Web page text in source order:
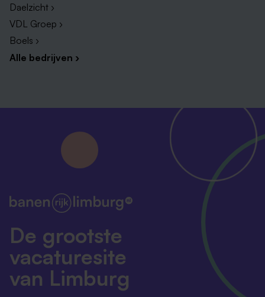
Daelzicht ›
VDL Groep ›
Boels ›
Alle bedrijven ›
De grootste
vacaturesite
van Limburg